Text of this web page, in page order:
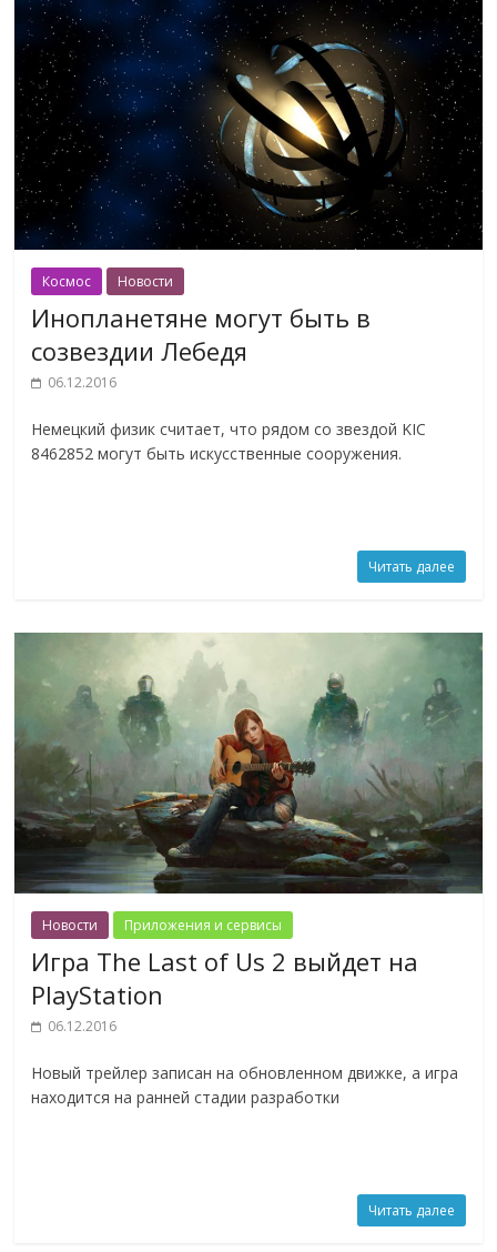
Космос Новости
Инопланетяне могут быть в
созвездии Лебедя
06.12.2016
Немецкий физик считает, что рядом со звездой KIC
8462852 могут быть искусственные сооружения.
Читать далее
Новости Приложения и сервисы
Игра The Last of Us 2 выйдет на
PlayStation
06.12.2016
Новый трейлер записан на обновленном движке, а игра
находится на ранней стадии разработки
Читать далее